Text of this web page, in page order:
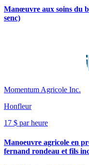
Manœuvre aux soins du
senc)
Momentum Agricole Inc.
Honfleur
17 $ par heure
Manoeuvre agricole en
fernand rondeau et fils